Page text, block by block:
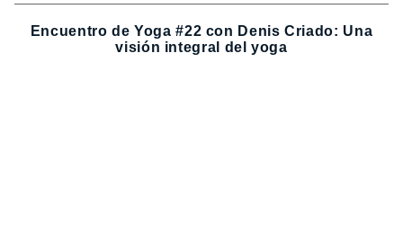
Encuentro de Yoga #22 con Denis Criado: Una
visión integral del yoga